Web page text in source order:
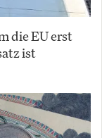
die EU erst
ist